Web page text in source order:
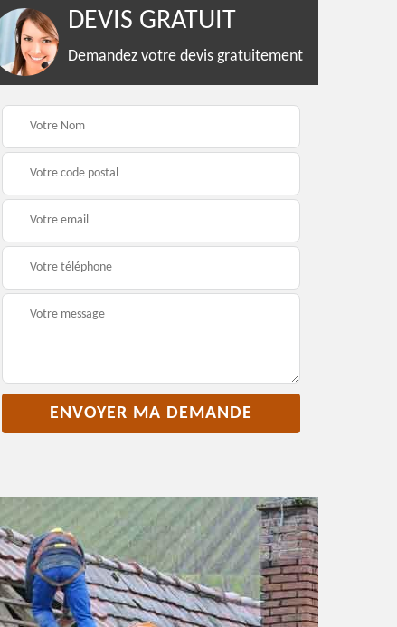
DEVIS GRATUIT
Demandez votre devis gratuitement